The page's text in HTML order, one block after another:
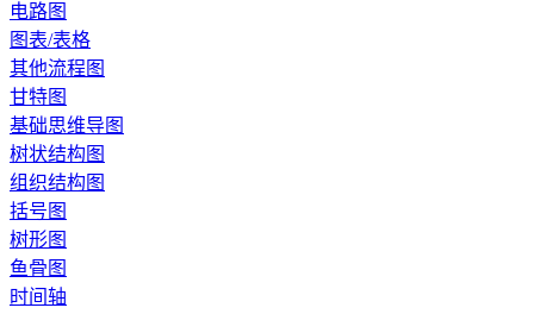
电路图
图表/表格
其他流程图
甘特图
基础思维导图
树状结构图
组织结构图
括号图
树形图
鱼骨图
时间轴